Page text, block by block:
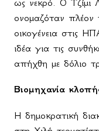
ως νεκρό. Ο Τζίμι
ονομαζόταν πλέον
οικογένεια στις
ιδέα για τις
απήχθη με δόλιο
Βιομηχανία
Η δημοκρατική